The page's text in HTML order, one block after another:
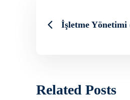
İşletme Yönetimi
Related Posts